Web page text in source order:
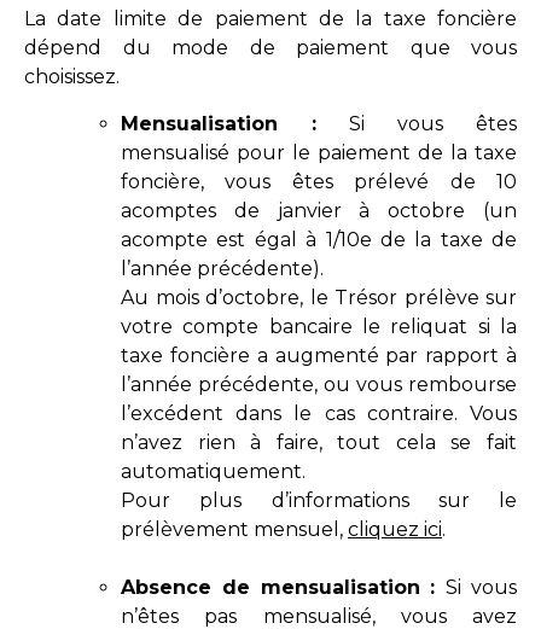
La date limite de paiement de la taxe foncière
dépend du mode de paiement que vous
choisissez.
Mensualisation : Si vous êtes
mensualisé pour le paiement de la taxe
foncière, vous êtes prélevé de 10
acomptes de janvier à octobre (un
acompte est égal à 1/10e de la taxe de
l’année précédente).
Au mois d’octobre, le Trésor prélève sur
votre compte bancaire le reliquat si la
taxe foncière a augmenté par rapport à
l’année précédente, ou vous rembourse
l’excédent dans le cas contraire. Vous
n’avez rien à faire, tout cela se fait
automatiquement.
Pour plus d’informations sur le
prélèvement mensuel, cliquez ici.
Absence de mensualisation :Si vous
n’êtes pas mensualisé, vous avez